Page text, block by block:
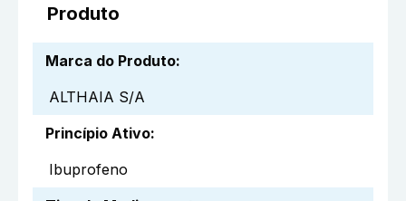
Produto
Marca do Produto:
ALTHAIA S/A
Princípio Ativo:
Ibuprofeno